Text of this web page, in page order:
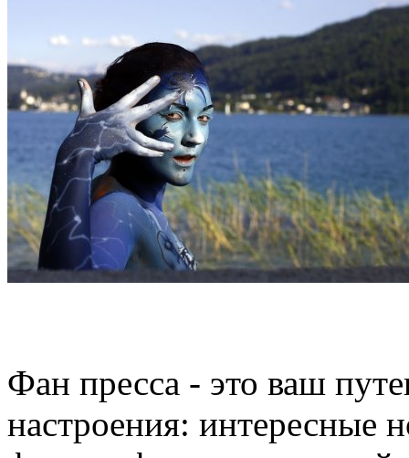
Фан пресса - это ваш
настроения: интересные